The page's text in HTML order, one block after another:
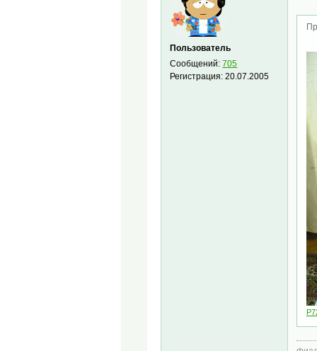
Пользователь
Сообщений:705
Регистрация:20.07.2005